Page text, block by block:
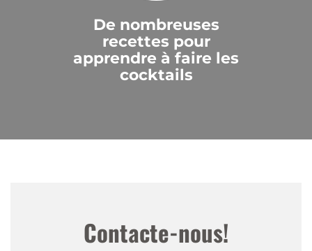
De nombreuses
recettes pour
apprendre à faire les
cocktails
Contacte-nous!